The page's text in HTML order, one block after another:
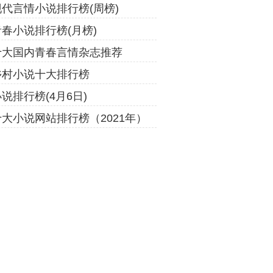
言情小说排行榜(周榜)
小说排行榜(月榜)
国内青春言情杂志推荐
小说十大排行榜
排行榜(4月6日)
小说网站排行榜（2021年）